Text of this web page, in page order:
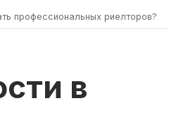
профессиональных риелторов?
в